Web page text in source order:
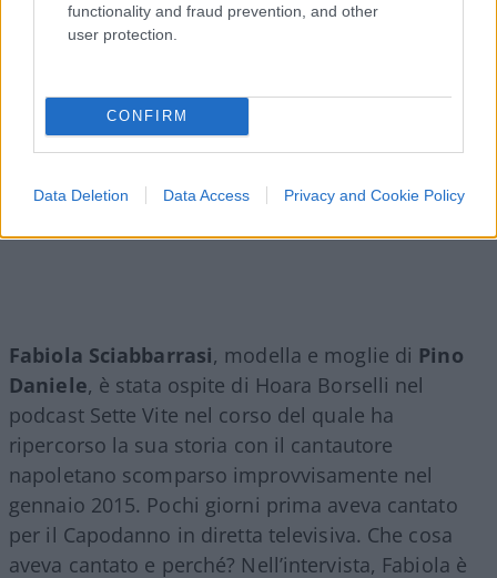
functionality and fraud prevention, and other
user protection.
CONFIRM
Data Deletion Data Access Privacy and Cookie Policy
Fabiola Sciabbarrasi, modella e moglie di Pino
Daniele, è stata ospite di Hoara Borselli nel
podcast Sette Vite nel corso del quale ha
ripercorso la sua storia con il cantautore
napoletano scomparso improvvisamente nel
gennaio 2015. Pochi giorni prima aveva cantato
per il Capodanno in diretta televisiva. Che cosa
aveva cantato e perché? Nell’intervista, Fabiola è